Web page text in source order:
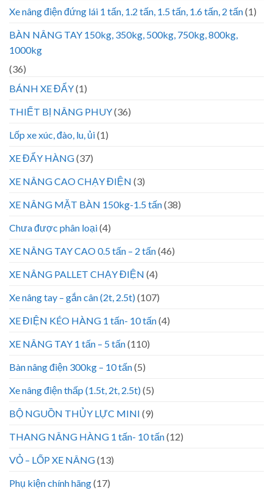
Xe nâng điện đứng lái 1 tấn, 1.2 tấn, 1.5 tấn, 1.6 tấn, 2 tấn(1)
BÀN NÂNG TAY 150kg, 350kg, 500kg, 750kg, 800kg,
1000kg
(36)
BÁNH XE ĐẨY(1)
THIẾT BỊ NÂNG PHUY(36)
Lốp xe xúc, đào, lu, ủi(1)
XE ĐẨY HÀNG(37)
XE NÂNG CAO CHẠY ĐIỆN (3)
XE NÂNG MẶT BÀN 150kg-1.5 tấn(38)
Chưa được phân loại(4)
XE NÂNG TAY CAO 0.5 tấn – 2 tấn(46)
XE NÂNG PALLET CHẠY ĐIỆN (4)
Xe nâng tay – gắn cân (2t, 2.5t)(107)
XE ĐIỆN KÉO HÀNG 1 tấn- 10 tấn(4)
XE NÂNG TAY 1 tấn – 5 tấn(110)
Bàn nâng điện 300kg – 10 tấn(5)
Xe nâng điện thấp (1.5t, 2t, 2.5t)(5)
BỘ NGUỒN THỦY LỰC MINI (9)
THANG NÂNG HÀNG 1 tấn- 10 tấn(12)
VỎ – LỐP XE NÂNG(13)
Phụ kiện chính hãng(17)